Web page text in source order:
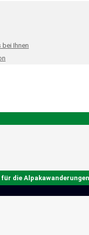
bei Ihnen